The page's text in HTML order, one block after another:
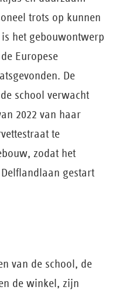
trots op kunnen
het gebouwontwerp
Europese
De
school verwacht
2022 van haar
te
zodat het
gestart
van de school, de
de winkel, zijn